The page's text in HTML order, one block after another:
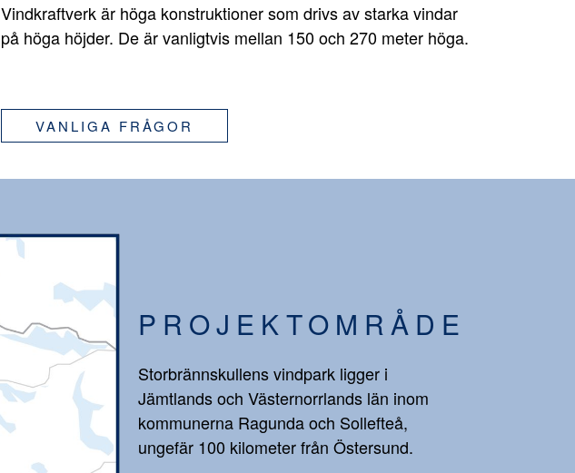
Vindkraftverk är höga konstruktioner som drivs av starka vindar
på höga höjder. De är vanligtvis mellan 150 och 270 meter höga.
VANLIGA FRÅGOR
PROJEKTOMRÅDE
Storbrännskullens vindpark ligger i
Jämtlands och Västernorrlands län inom
kommunerna Ragunda och Sollefteå,
ungefär 100 kilometer från Östersund.